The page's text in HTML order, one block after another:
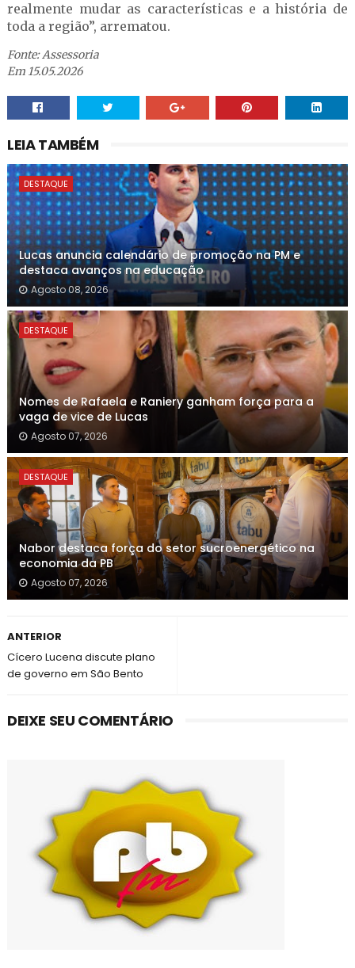
realmente mudar as características e a história de
toda a região”, arrematou.
Fonte: Assessoria
Em 15.05.2026
LEIA TAMBÉM
DESTAQUE
Lucas anuncia calendário de promoção na PM e
destaca avanços na educação
Agosto 08, 2026
DESTAQUE
Nomes de Rafaela e Raniery ganham força para a
vaga de vice de Lucas
Agosto 07, 2026
DESTAQUE
Nabor destaca força do setor sucroenergético na
economia da PB
Agosto 07, 2026
ANTERIOR
Cícero Lucena discute plano
de governo em São Bento
DEIXE SEU COMENTÁRIO